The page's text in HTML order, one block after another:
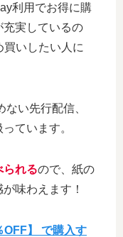
利用でお得に購
充実しているの
いしたい人に
い先行配信、
ています。
られるので、紙の
味わえます！
OFF】 で購入す